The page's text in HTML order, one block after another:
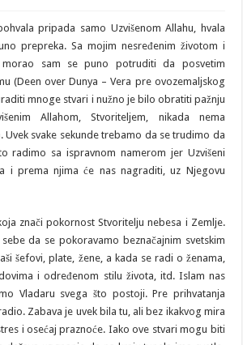
pripada samo Uzvišenom Allahu, hvala
prepreka. Sa mojim nesređenim životom i
morao sam se puno potruditi da posvetim
(Deen over Dunya – Vera pre ovozemaljskog
mnoge stvari i nužno je bilo obratiti pažnju
Allahom, Stvoriteljem, nikada nema
svake sekunde trebamo da se trudimo da
radimo sa ispravnom namerom jer Uzvišeni
i prema njima će nas nagraditi, uz Njegovu
znači pokornost Stvoritelju nebesa i Zemlje.
da se pokoravamo beznačajnim svetskim
šefovi, plate, žene, a kada se radi o ženama,
i određenom stilu života, itd. Islam nas
Vladaru svega što postoji. Pre prihvatanja
Zabava je uvek bila tu, ali bez ikakvog mira
i osećaj praznoće. Iako ove stvari mogu biti